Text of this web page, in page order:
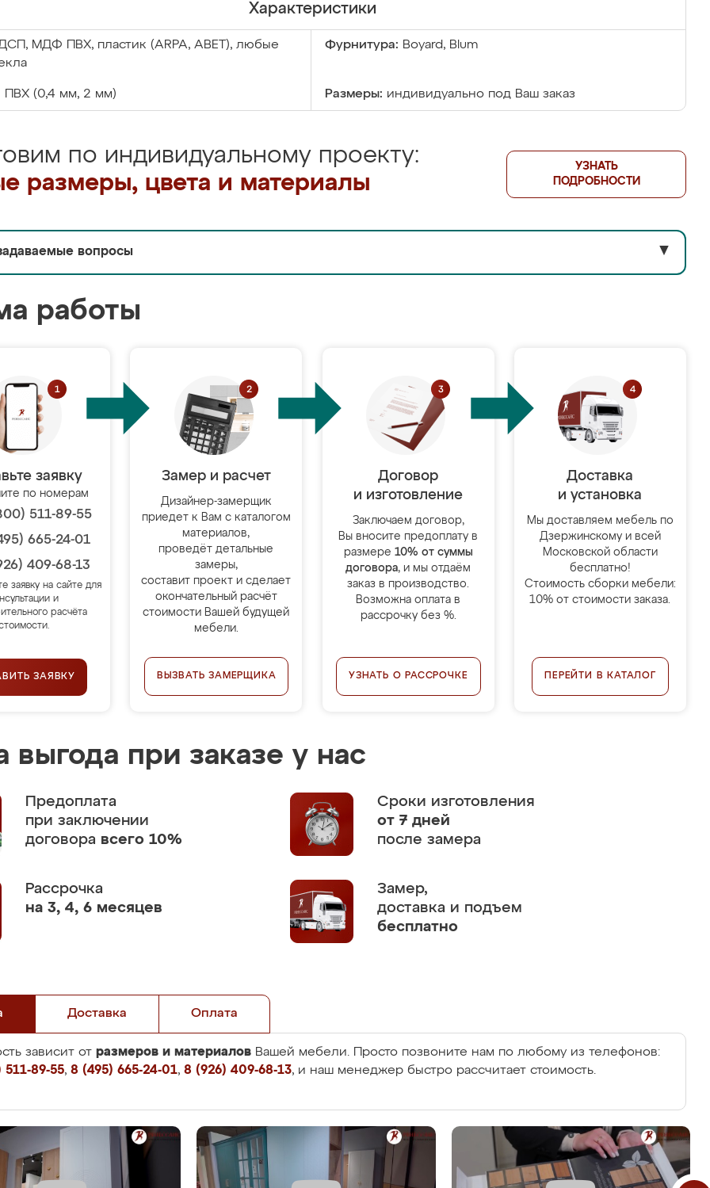
Характеристики
МДФ ПВХ, пластик (ARPA, ABET), любые
Фурнитура: Boyard, Blum
ПВХ (0,4 мм, 2 мм) Размеры: индивидуально под Ваш заказ
по индивидуальному проекту:
размеры, цвета и материалы
УЗНАТЬ
ПОДРОБНОСТИ
вопросы ▼
работы
заявку
по номерам
511-89-55
665-24-01
409-68-13
заявку на сайте для
и
расчёта
ЗАЯВКУ
Замер и расчет
Дизайнер-замерщик
приедет к Вам с каталогом
материалов,
проведёт детальные
замеры,
составит проект и сделает
окончательный расчёт
стоимости Вашей будущей
мебели.
ВЫЗВАТЬ ЗАМЕРЩИКА
Договор
и изготовление
Заключаем договор,
Вы вносите предоплату в
размере 10% от суммы
договора, и мы отдаём
заказ в производство.
Возможна оплата в
рассрочку без %.
УЗНАТЬ О РАССРОЧКЕ
Доставка
и установка
Мы доставляем мебель по
Дзержинскому и всей
Московской области
бесплатно!
Стоимость сборки мебели:
10% от стоимости заказа.
ПЕРЕЙТИ В КАТАЛОГ
выгода при заказе у нас
Предоплата
при заключении
договора всего 10%
Сроки изготовления
от 7 дней
после замера
Рассрочка
на 3, 4, 6 месяцев
Замер,
доставка и подъем
бесплатно
Доставка Оплата
зависит от размеров и материалов Вашей мебели. Просто позвоните нам по любому из телефонов:
89-55, 8 (495) 665-24-01, 8 (926) 409-68-13, и наш менеджер быстро рассчитает стоимость.